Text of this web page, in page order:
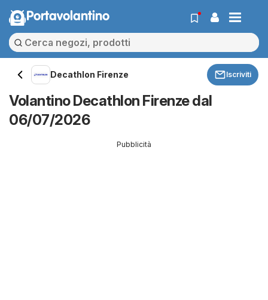
Portavolantino
Decathlon Firenze Iscriviti
Volantino Decathlon Firenze dal
06/07/2026
Pubblicità